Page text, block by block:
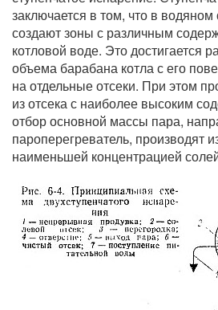
заключается в том, что в
создают зоны с различным
котловой воде. Это достигается
объема барабана котла с его
на отдельные отсеки. При этом
из отсека с наиболее высоким
отбор основной массы пара,
пароперегреватель, производят
наименьшей концентрацией